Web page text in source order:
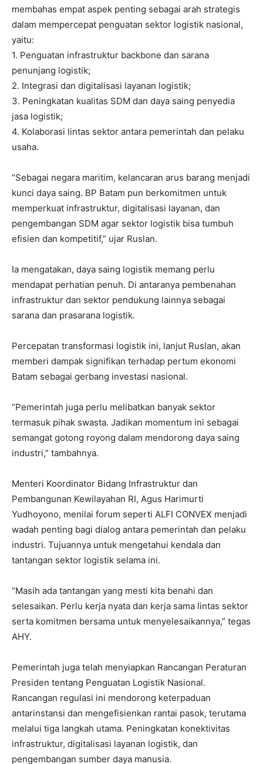
membahas empat aspek penting sebagai arah strategis
dalam mempercepat penguatan sektor logistik nasional,
yaitu:
1. Penguatan infrastruktur backbone dan sarana
penunjang logistik;
2. Integrasi dan digitalisasi layanan logistik;
3. Peningkatan kualitas SDM dan daya saing penyedia
jasa logistik;
4. Kolaborasi lintas sektor antara pemerintah dan pelaku
usaha.
“Sebagai negara maritim, kelancaran arus barang menjadi
kunci daya saing. BP Batam pun berkomitmen untuk
memperkuat infrastruktur, digitalisasi layanan, dan
pengembangan SDM agar sektor logistik bisa tumbuh
efisien dan kompetitif,” ujar Ruslan.
Ia mengatakan, daya saing logistik memang perlu
mendapat perhatian penuh. Di antaranya pembenahan
infrastruktur dan sektor pendukung lainnya sebagai
sarana dan prasarana logistik.
Percepatan transformasi logistik ini, lanjut Ruslan, akan
memberi dampak signifikan terhadap pertum ekonomi
Batam sebagai gerbang investasi nasional.
“Pemerintah juga perlu melibatkan banyak sektor
termasuk pihak swasta. Jadikan momentum ini sebagai
semangat gotong royong dalam mendorong daya saing
industri,” tambahnya.
Menteri Koordinator Bidang Infrastruktur dan
Pembangunan Kewilayahan RI, Agus Harimurti
Yudhoyono, menilai forum seperti ALFI CONVEX menjadi
wadah penting bagi dialog antara pemerintah dan pelaku
industri. Tujuannya untuk mengetahui kendala dan
tantangan sektor logistik selama ini.
“Masih ada tantangan yang mesti kita benahi dan
selesaikan. Perlu kerja nyata dan kerja sama lintas sektor
serta komitmen bersama untuk menyelesaikannya,” tegas
AHY.
Pemerintah juga telah menyiapkan Rancangan Peraturan
Presiden tentang Penguatan Logistik Nasional.
Rancangan regulasi ini mendorong keterpaduan
antarinstansi dan mengefisienkan rantai pasok, terutama
melalui tiga langkah utama. Peningkatan konektivitas
infrastruktur, digitalisasi layanan logistik, dan
pengembangan sumber daya manusia.